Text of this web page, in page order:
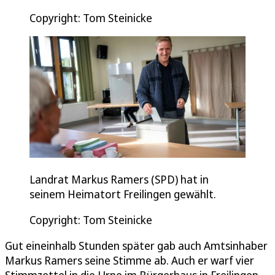
Copyright: Tom Steinicke
Landrat Markus Ramers (SPD) hat in
seinem Heimatort Freilingen gewählt.
Copyright: Tom Steinicke
Gut eineinhalb Stunden später gab auch Amtsinhaber
Markus Ramers seine Stimme ab. Auch er warf vier